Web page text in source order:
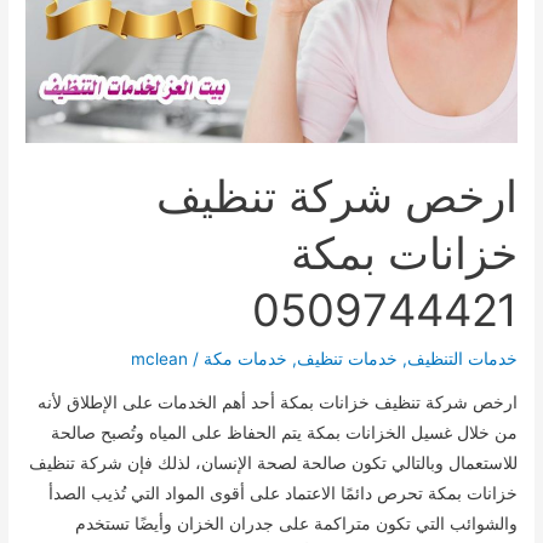
ارخص شركة تنظيف
خزانات بمكة
0509744421
خدمات التنظيف, خدمات تنظيف, خدمات مكة /
mclean
ارخص شركة تنظيف خزانات بمكة أحد أهم الخدمات على الإطلاق لأنه
من خلال غسيل الخزانات بمكة يتم الحفاظ على المياه وتُصبح صالحة
للاستعمال وبالتالي تكون صالحة لصحة الإنسان، لذلك فإن شركة تنظيف
خزانات بمكة تحرص دائمًا الاعتماد على أقوى المواد التي تُذيب الصدأ
والشوائب التي تكون متراكمة على جدران الخزان وأيضًا تستخدم